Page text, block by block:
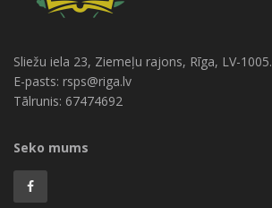
Sliežu iela 23, Ziemeļu rajons, Rīga, LV-1005.
E-pasts: rsps@riga.lv
Tālrunis: 67474692
Seko mums